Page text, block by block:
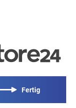
Fertig